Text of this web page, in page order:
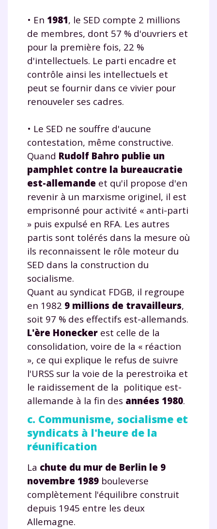
• En 1981, le SED compte 2 millions
de membres, dont 57 % d'ouvriers et
pour la première fois, 22 %
d'intellectuels. Le parti encadre et
contrôle ainsi les intellectuels et
peut se fournir dans ce vivier pour
renouveler ses cadres.
• Le SED ne souffre d'aucune
contestation, même constructive.
Quand Rudolf Bahro publie un
pamphlet contre la bureaucratie
est-allemande et qu'il propose d'en
revenir à un marxisme originel, il est
emprisonné pour activité « anti-parti
» puis expulsé en RFA. Les autres
partis sont tolérés dans la mesure où
ils reconnaissent le rôle moteur du
SED dans la construction du
socialisme.
Quant au syndicat FDGB, il regroupe
en 1982 9 millions de travailleurs,
soit 97 % des effectifs est-allemands.
L'ère Honecker est celle de la
consolidation, voire de la « réaction
», ce qui explique le refus de suivre
l'URSS sur la voie de la perestroïka et
le raidissement de la politique est-
allemande à la fin des années 1980.
c. Communisme, socialisme et
syndicats à l'heure de la
réunification
La chute du mur de Berlin le 9
novembre 1989 bouleverse
complètement l'équilibre construit
depuis 1945 entre les deux
Allemagne.
la Terminale
Des profs expérimentés disponibles
à la demande par tchat, audio ou
vidéo
TESTER GRATUITEMENT
* Votre code d'accès sera envoyé à cette adresse e-mail. En
renseignant votre e-mail, vous consentez à ce que vos
données à caractère personnel soient traitées par SEJER, sous
la marque myMaxicours, afin que SEJER puisse vous donner
accès au service de soutien scolaire pendant 24h. Pour en
savoir plus sur la gestion de vos données personnelles et
pour exercer vos droits, vous pouvez consulternotre
J’accepte de recevoir les actualités et des
communications de la part de
myMaxicours.
vous envoyer notre newsletter. Vous pourrez vous
désinscrire à tout moment, à travers le lien de
désinscription présent dans chaque newsletter. Pour
en savoir plus sur la gestion de vos données
personnelles et pour exercer vos droits, vous pouvez
consulternotre charte.